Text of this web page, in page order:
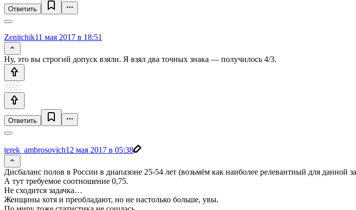
Ответить
Zenitchik11 мая 2017 в 18:51
Ну, это вы строгий допуск взяли. Я взял два точных знака — получилось 4/3.
Ответить
terek_ambrosovich12 мая 2017 в 05:38
Дисбаланс полов в России в диапазоне 25-54 лет (возьмём как наиболее релевантный для данной
А тут требуемое соотношение 0,75.
Не сходится задачка…
Женщины хотя и преобладают, но не настолько больше, увы.